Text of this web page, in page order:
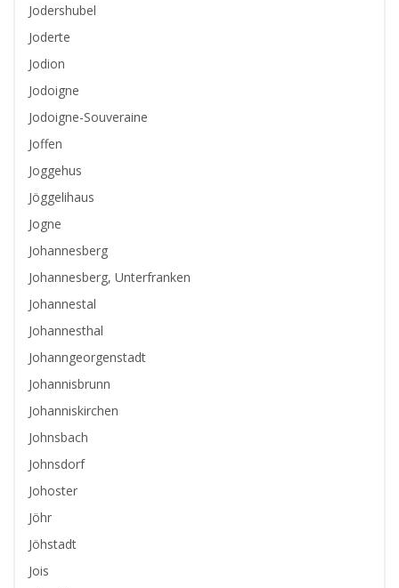
Jodershubel
Joderte
Jodion
Jodoigne
Jodoigne-Souveraine
Joffen
Joggehus
Jöggelihaus
Jogne
Johannesberg
Johannesberg, Unterfranken
Johannestal
Johannesthal
Johanngeorgenstadt
Johannisbrunn
Johanniskirchen
Johnsbach
Johnsdorf
Johoster
Jöhr
Jöhstadt
Jois